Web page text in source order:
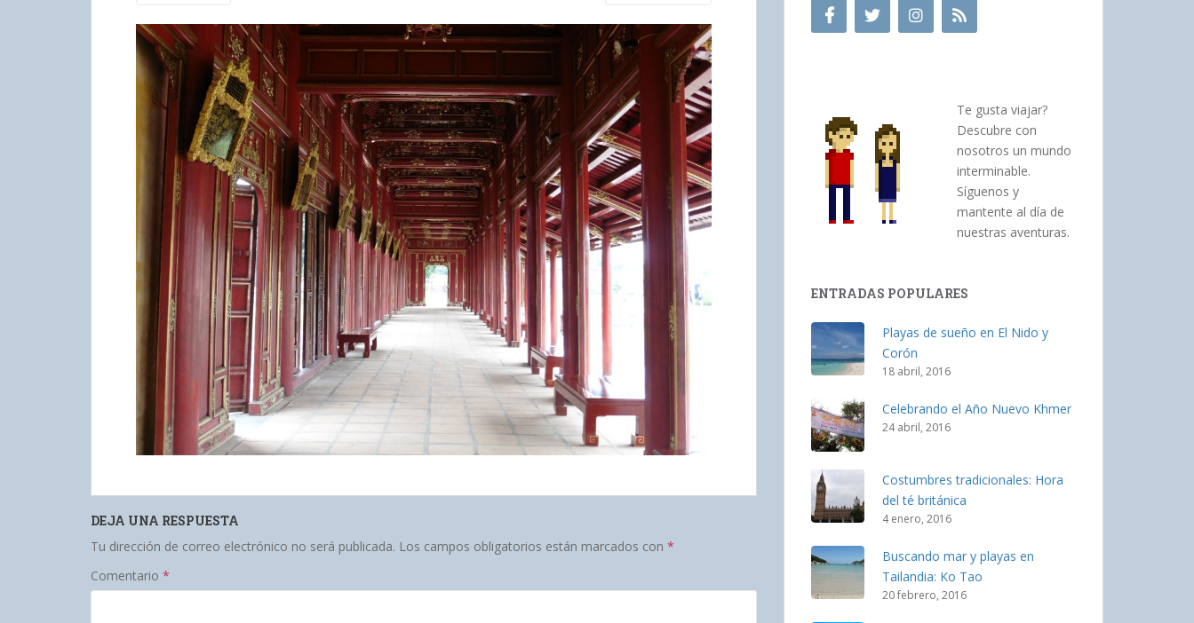
DEJA UNA RESPUESTA
Tu dirección de correo electrónico no será publicada. Los campos obligatorios están marcados con *
Comentario *
Te gusta viajar?
Descubre con
nosotros un mundo
interminable.
Síguenos y
mantente al día de
nuestras aventuras.
ENTRADAS POPULARES
Playas de sueño en El Nido y
Corón
18 abril, 2016
Celebrando el Año Nuevo Khmer
24 abril, 2016
Costumbres tradicionales: Hora
del té británica
4 enero, 2016
Buscando mar y playas en
Tailandia: Ko Tao
20 febrero, 2016